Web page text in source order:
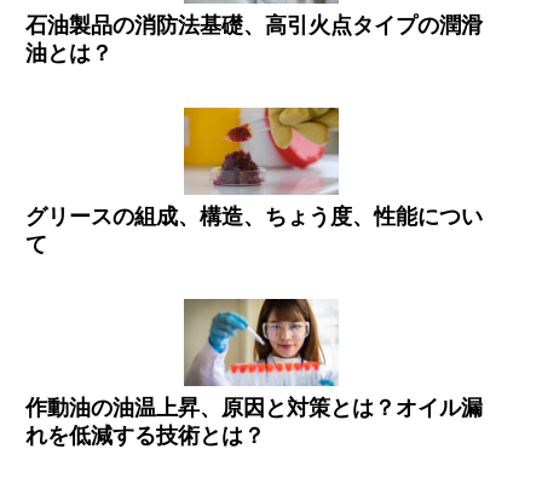
石油製品の消防法基礎、高引火点タイプの潤滑
油とは？
グリースの組成、構造、ちょう度、性能につい
て
作動油の油温上昇、原因と対策とは？オイル漏
れを低減する技術とは？